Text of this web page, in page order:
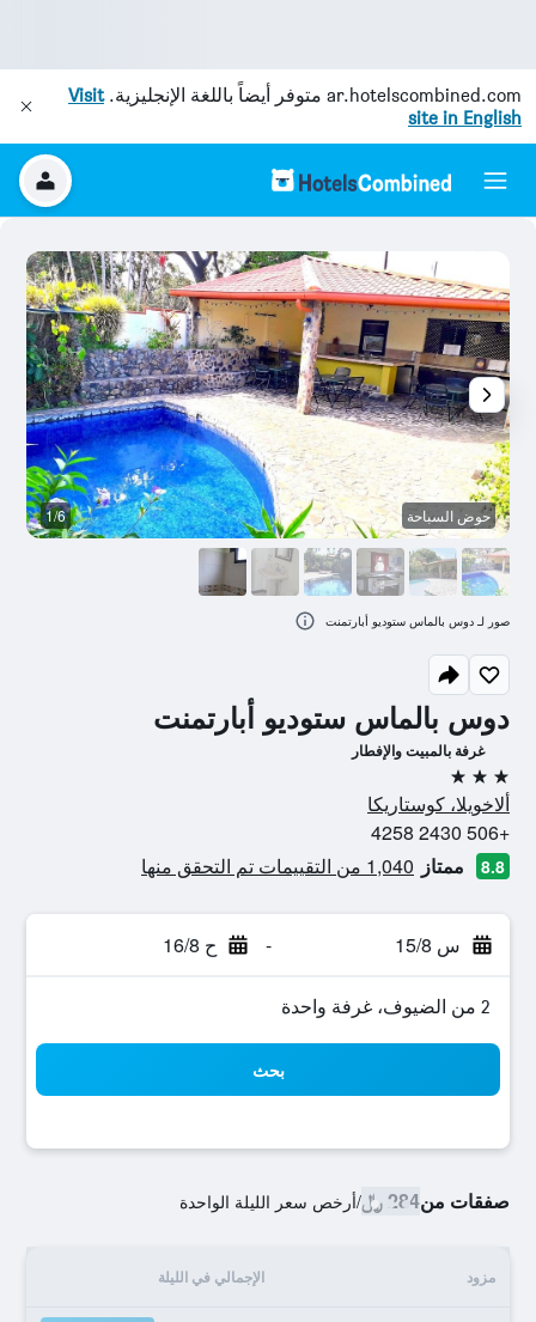
ar.hotelscombined.com متوفر أيضاً باللغة الإنجليزية.Visit
site in English
دوس بالماس ستوديو أبارتمنت
غرفة بالمبيت والإفطار
3 نجوم
ألاخويلا، كوستاريكا
+506 2430 4258
8.8 ممتاز 1,040 من التقييمات تم التحقق منها
س 15/8 - ح 16/8
2 من الضيوف، غرفة واحدة
بحث
صفقات من284 ﷼ /أرخص سعر الليلة الواحدة
مزود الإجمالي في الليلة
حوض السباحة 1/6
صور لـ دوس بالماس ستوديو أبارتمنت